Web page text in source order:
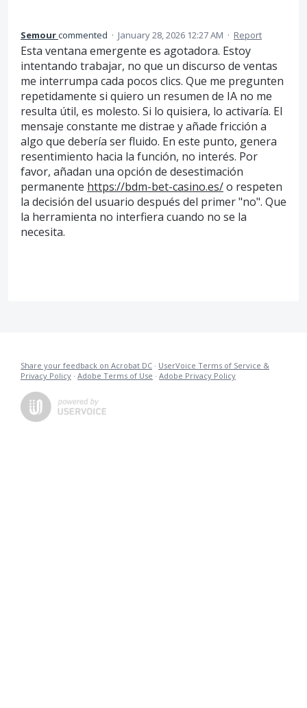
Semourcommented · January 28, 2026 12:27 AM · Report
Esta ventana emergente es agotadora. Estoy
intentando trabajar, no que un discurso de ventas
me interrumpa cada pocos clics. Que me pregunten
repetidamente si quiero un resumen de IA no me
resulta útil, es molesto. Si lo quisiera, lo activaría. El
mensaje constante me distrae y añade fricción a
algo que debería ser fluido. En este punto, genera
resentimiento hacia la función, no interés. Por
favor, añadan una opción de desestimación
permanente https://bdm-bet-casino.es/o respeten
la decisión del usuario después del primer "no". Que
la herramienta no interfiera cuando no se la
necesita.
Share your feedback on Acrobat DC · UserVoice Terms of Service &
Privacy Policy · Adobe Terms of Use · Adobe Privacy Policy